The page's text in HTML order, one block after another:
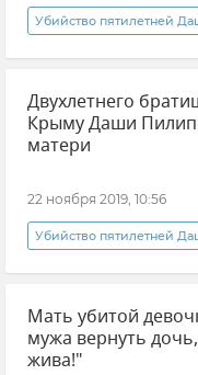
Убийство пятилетней
Новости
Двухлетнего
Крыму Даши
матери
22 ноября 2019, 10:56
Убийство пятилетней
Общество Новости
Мать убитой
мужа вернуть
жива!"